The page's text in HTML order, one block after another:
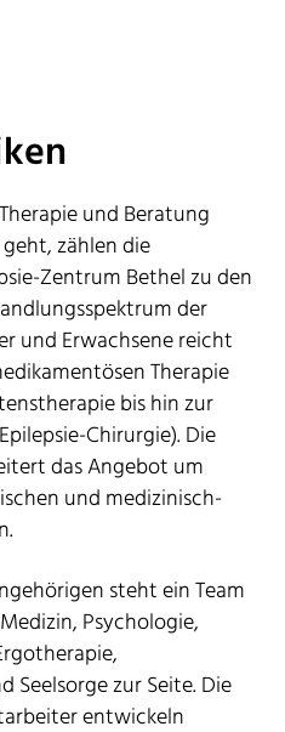
und Beratung
zählen die
Zentrum Bethel zu den
der
und Erwachsene reicht
Therapie
bis hin zur
Chirurgie). Die
das Angebot um
und medizinisch-
steht ein Team
Psychologie,
Seelsorge zur Seite. Die
entwickeln